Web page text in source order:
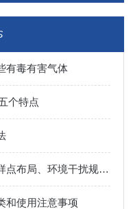
有毒有害气体
个特点
臭氧浓度检测仪安装规范：采样点布局、环境干扰规避与设备固定要点
和使用注意事项